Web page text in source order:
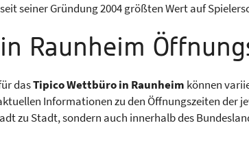
seiner Gründung 2004 größten Wert auf
Raunheim
dasTipico Wettbüro in Raunheim können
Informationen zu den Öffnungszeiten der
zu Stadt, sondern auch innerhalb des